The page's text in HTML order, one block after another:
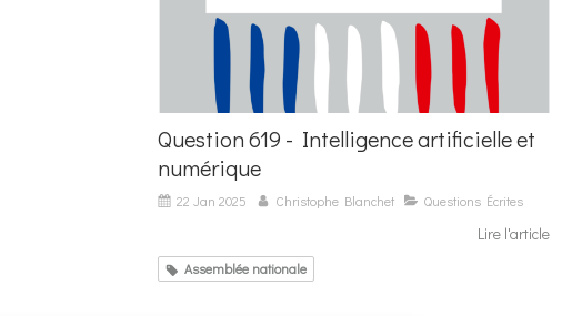
Question 619 - Intelligence artificielle et
numérique
22 Jan 2025 Christophe Blanchet Questions Écrites
Lire l'article
Assemblée nationale